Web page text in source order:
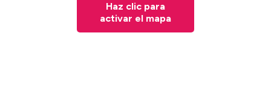
Haz clic para
activar el mapa